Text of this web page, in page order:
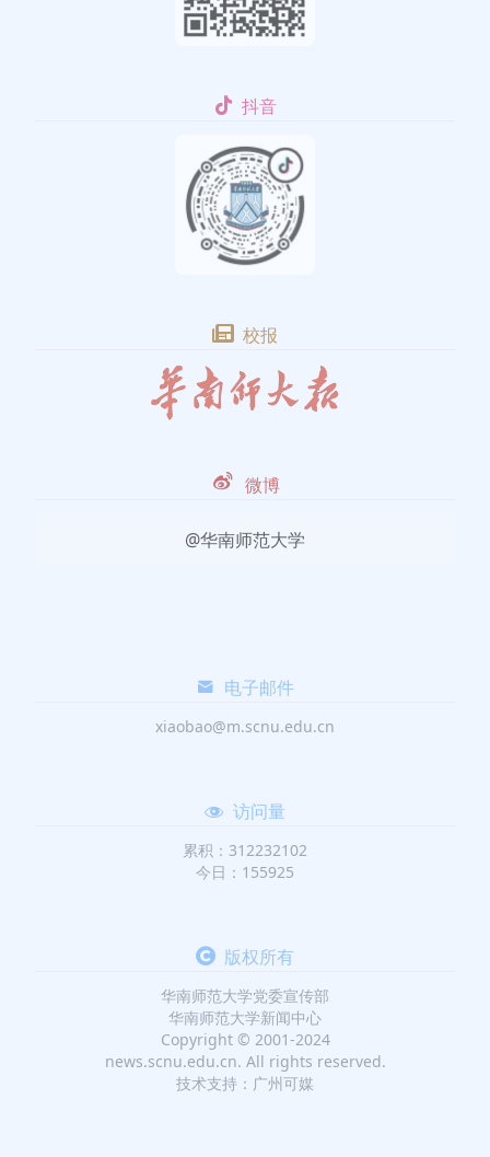
抖音
校报
微博
@华南师范大学
电子邮件
xiaobao@m.scnu.edu.cn
访问量
累积：312232102
今日：155925
版权所有
华南师范大学党委宣传部
华南师范大学新闻中心
Copyright © 2001-2024
news.scnu.edu.cn. All rights reserved.
技术支持：广州可媒